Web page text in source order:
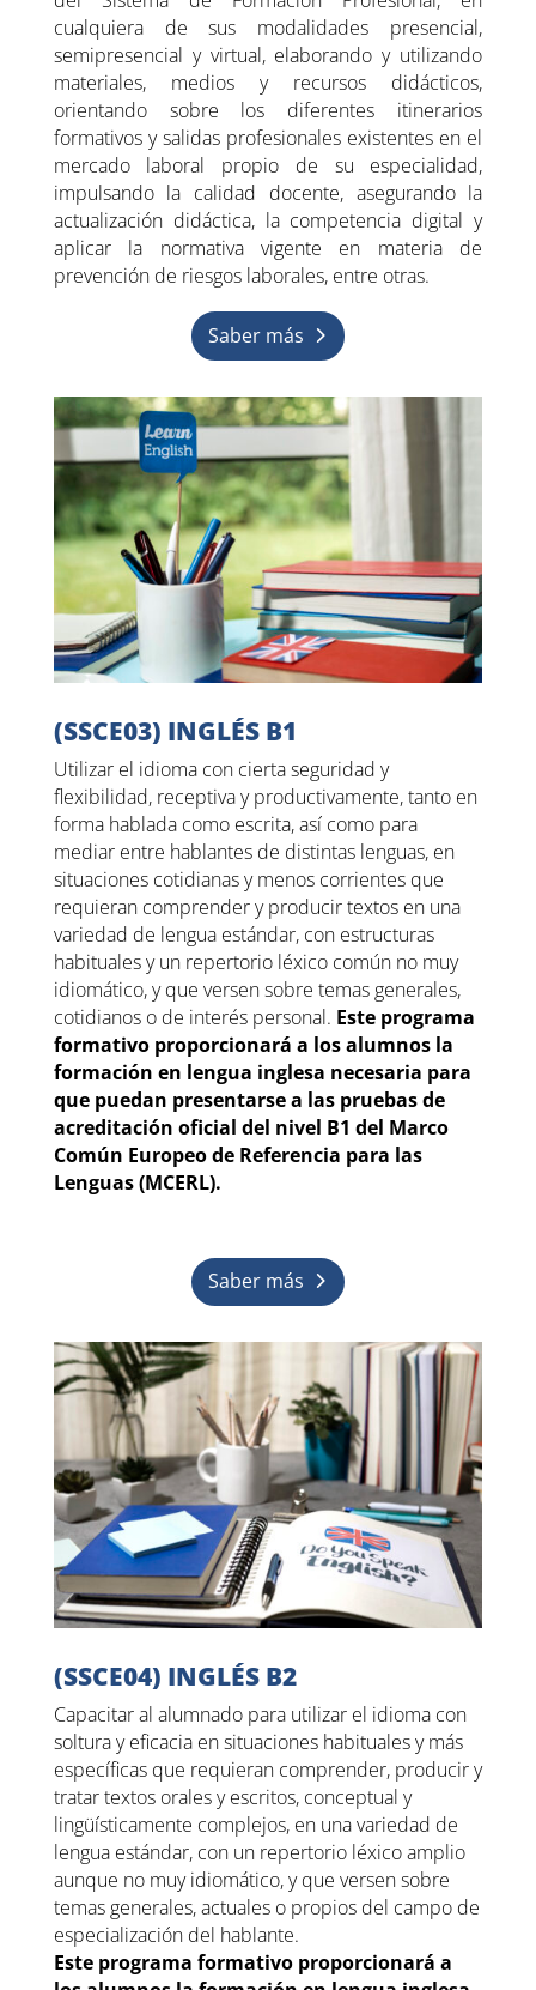
cualquiera de sus modalidades presencial,
semipresencial y virtual, elaborando y utilizando
materiales, medios y recursos didácticos,
orientando sobre los diferentes itinerarios
formativos y salidas profesionales existentes en el
mercado laboral propio de su especialidad,
impulsando la calidad docente, asegurando la
actualización didáctica, la competencia digital y
aplicar la normativa vigente en materia de
prevención de riesgos laborales, entre otras.
Saber más
(SSCE03) INGLÉS B1
Utilizar el idioma con cierta seguridad y
flexibilidad, receptiva y productivamente, tanto en
forma hablada como escrita, así como para
mediar entre hablantes de distintas lenguas, en
situaciones cotidianas y menos corrientes que
requieran comprender y producir textos en una
variedad de lengua estándar, con estructuras
habituales y un repertorio léxico común no muy
idiomático, y que versen sobre temas generales,
cotidianos o de interés personal. Este programa
formativo proporcionará a los alumnos la
formación en lengua inglesa necesaria para
que puedan presentarse a las pruebas de
acreditación oficial del nivel B1 del Marco
Común Europeo de Referencia para las
Lenguas (MCERL).
Saber más
(SSCE04) INGLÉS B2
Capacitar al alumnado para utilizar el idioma con
soltura y eficacia en situaciones habituales y más
específicas que requieran comprender, producir y
tratar textos orales y escritos, conceptual y
lingüísticamente complejos, en una variedad de
lengua estándar, con un repertorio léxico amplio
aunque no muy idiomático, y que versen sobre
temas generales, actuales o propios del campo de
especialización del hablante.
Este programa formativo proporcionará a